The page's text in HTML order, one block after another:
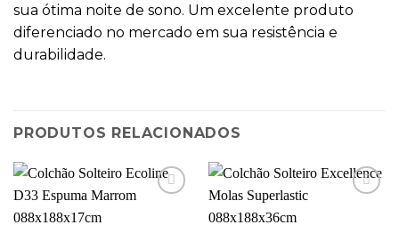
sua ótima noite de sono. Um excelente produto
diferenciado no mercado em sua resistência e
durabilidade.
PRODUTOS RELACIONADOS